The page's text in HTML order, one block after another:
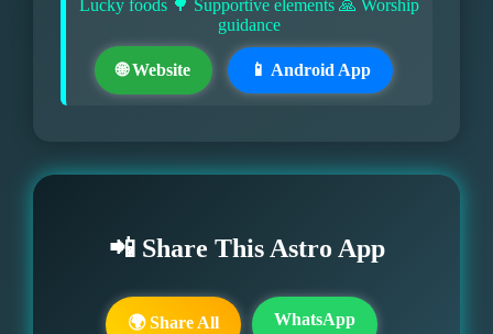
Lucky foods 🌳 Supportive elements 🙏 Worship
guidance
🌐 Website 📱 Android App
📲 Share This Astro App
🌍 Share All WhatsApp